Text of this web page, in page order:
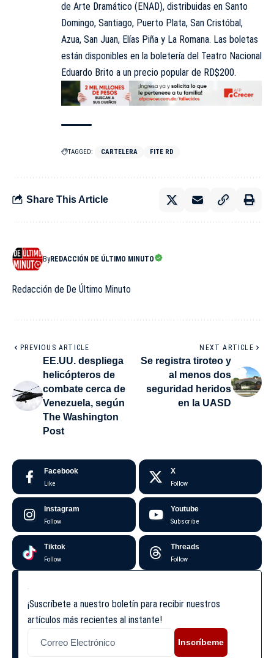
de Arte Dramático (ENAD), distribuidas en Santo
Domingo, Santiago, Puerto Plata, San Cristóbal,
Azua, San Juan, Elías Piña y La Romana. Las boletas
están disponibles en la boletería del Teatro Nacional
Eduardo Brito a un precio popular de RD$200.
TAGGED: CARTELERA FITE RD
Share This Article
ByREDACCIÓN DE ÚLTIMO MINUTO
Redacción de De Último Minuto
PREVIOUS ARTICLE
EE.UU. despliega
helicópteros de
combate cerca de
Venezuela, según
The Washington
Post
NEXT ARTICLE
Se registra tiroteo y
al menos dos
seguridad heridos
en la UASD
Facebook
Like
X
Follow
Instagram
Follow
Youtube
Subscribe
Tiktok
Follow
Threads
Follow
¡Suscríbete a nuestro boletín para recibir nuestros
artículos más recientes al instante!
Inscríbeme